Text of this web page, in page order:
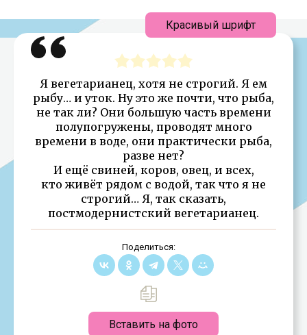
Я вегетарианец, хотя не строгий. Я ем
рыбу… и уток. Ну это же почти, что рыба,
не так ли? Они большую часть времени
полупогружены, проводят много
времени в воде, они практически рыба,
разве нет?
И ещё свиней, коров, овец, и всех,
кто живёт рядом с водой, так что я не
строгий… Я, так сказать,
постмодернистский вегетарианец.
Поделиться:
Вставить на фото
Красивый шрифт